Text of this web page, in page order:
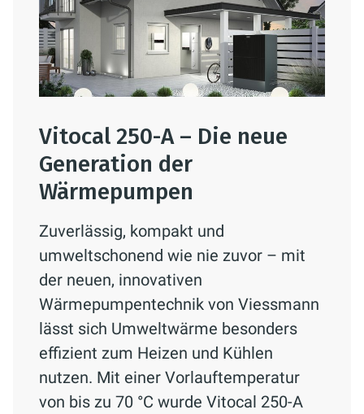
Vitocal 250-A – Die neue
Generation der
Wärmepumpen
Zuverlässig, kompakt und
umweltschonend wie nie zuvor – mit
der neuen, innovativen
Wärmepumpentechnik von Viessmann
lässt sich Umweltwärme besonders
effizient zum Heizen und Kühlen
nutzen. Mit einer Vorlauftemperatur
von bis zu 70 °C wurde Vitocal 250-A